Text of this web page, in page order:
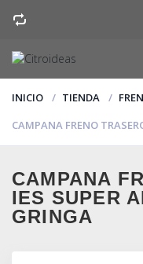
INICIO TIENDA
CAMPANA FRENO
CAMPANA
IES SUPER
GRINGA